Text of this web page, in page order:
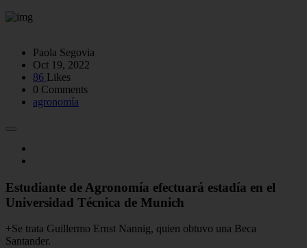
Paola Segovia
Oct 19, 2022
86 Likes
0 Comments
agronomía
Estudiante de Agronomía efectuará estadía en el
Universidad Técnica de Munich
+Se trata Guillermo Ernst Nannig, quien obtuvo una Beca
Santander.